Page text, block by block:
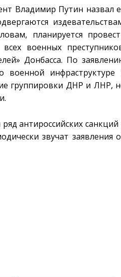
Владимир Путин назвал
планируется
военных
Донбасса. По
инфраструктуре
группировки ДНР и ЛНР,
антироссийских санкций
звучат заявления